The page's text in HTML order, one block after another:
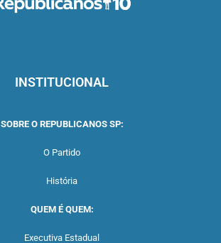
INSTITUCIONAL
SOBRE O REPUBLICANOS SP:
O Partido
História
QUEM É QUEM:
Executiva Estadual